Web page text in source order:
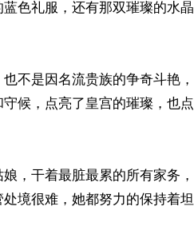
色礼服，还有那双璀璨的水晶
不是因名流贵族的争奇斗艳，
候，点亮了皇宫的璀璨，也点
，干着最脏最累的所有家务，
境很难，她都努力的保持着坦